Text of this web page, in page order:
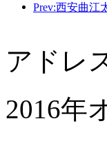
アドレ
2016年